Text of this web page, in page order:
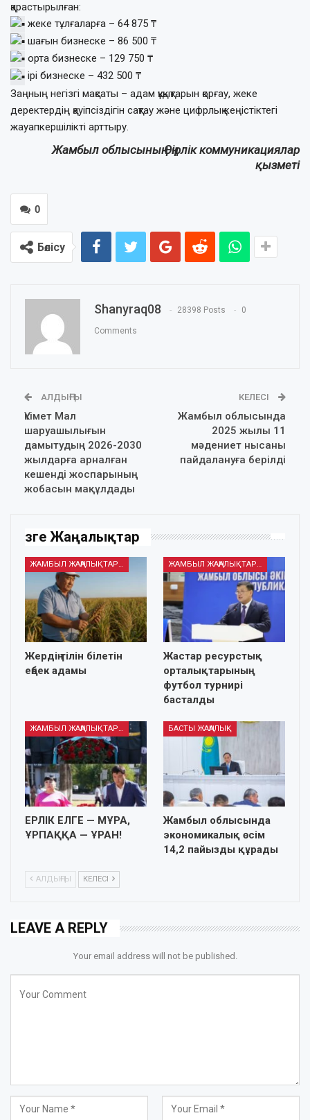
қарастырылған:
жеке тұлғаларға – 64 875 ₸
шағын бизнеске – 86 500 ₸
орта бизнеске – 129 750 ₸
ірі бизнеске – 432 500 ₸
Заңның негізгі мақсаты – адам құқықтарын қорғау, жеке
деректердің қауіпсіздігін сақтау және цифрлық кеңістіктегі
жауапкершілікті арттыру.
Жамбыл облысының Өңірлік коммуникациялар
қызметі
0
Бөлісу
Shanyraq08 28398 Posts 0
Comments
АЛДЫҢҒЫ
Үкімет Мал
шаруашылығын
дамытудың 2026-2030
жылдарға арналған
кешенді жоспарының
жобасын мақұлдады
КЕЛЕСІ
Жамбыл облысында
2025 жылы 11
мәдениет нысаны
пайдалануға берілді
Өзге Жаңалықтар
ЖАМБЫЛ ЖАҢАЛЫҚТАРЫ
Жердің тілін білетін
еңбек адамы
ЖАМБЫЛ ЖАҢАЛЫҚТАРЫ
Жастар ресурстық
орталықтарының
футбол турнирі
басталды
ЖАМБЫЛ ЖАҢАЛЫҚТАРЫ
ЕРЛІК ЕЛГЕ — МҰРА,
ҰРПАҚҚА — ҰРАН!
БАСТЫ ЖАҢАЛЫҚ
Жамбыл облысында
экономикалық өсім
14,2 пайызды құрады
АЛДЫҢҒЫ КЕЛЕСІ
LEAVE A REPLY
Your email address will not be published.